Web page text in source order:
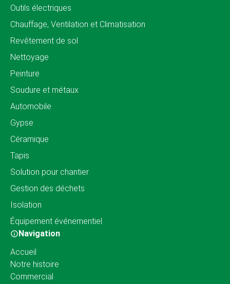
Outils électriques
Chauffage, Ventilation et Climatisation
Revêtement de sol
Nettoyage
Peinture
Soudure et métaux
Automobile
Gypse
Céramique
Tapis
Solution pour chantier
Gestion des déchets
Isolation
Équipement événementiel
Navigation
Accueil
Notre histoire
Commercial